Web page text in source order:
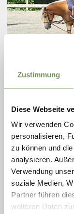
Zustimmung
Diese Webseite
Wir verwenden
personalisieren,
zu können und
analysieren.
Verwendung
soziale Medien,
Partner führen
weiteren Daten
REITSTALL NALS
befindet sich die
Café, Tennisplätzen, ...
T+39 335 1288237
info@nals.info
www.facebook.com
MEHR LESEN